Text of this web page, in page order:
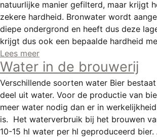
natuurlijke manier gefilterd, maar krijgt
zekere hardheid. Bronwater wordt
diepe ondergrond en heeft dus deze
krijgt dus ook een bepaalde hardheid
Lees meer
Water in de brouwerij
Verschillende soorten water Bier
deel uit water. Voor de productie van
meer water nodig dan er in
is. Het waterverbruik bij het brouwen
10-15 hl water per hl geproduceerd